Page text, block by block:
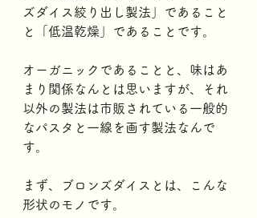
ズダイス絞り出し製法」であること
と「低温乾燥」であることです。
オーガニックであることと、味はあ
まり関係なんとは思いますが、それ
以外の製法は市販されている一般的
なパスタと一線を画す製法なんで
す。
まず、ブロンズダイスとは、こんな
形状のモノです。